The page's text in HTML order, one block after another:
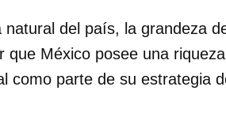
natural del país, la grandeza
que México posee una
como parte de su estrategia